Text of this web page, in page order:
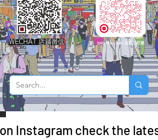
WECHAT 店鋪微信
Instagram check the